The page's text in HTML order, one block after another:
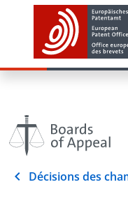
Décisions des